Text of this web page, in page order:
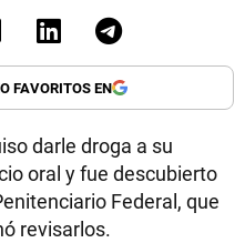
FAVORITOS EN
darle droga a su
oral y fue descubierto
Federal, que
revisarlos.